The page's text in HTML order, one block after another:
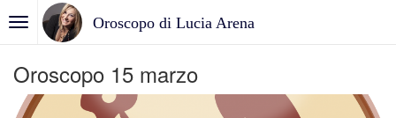
Oroscopo di Lucia Arena
Oroscopo 15 marzo